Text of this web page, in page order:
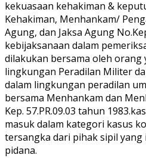
kekuasaan kehakiman &
Kehakiman, Menhankam/
Agung, dan Jaksa Agung
kebijaksanaan dalam
dilakukan bersama oleh orang
lingkungan Peradilan Militer
dalam lingkungan peradilan
bersama Menhankam dan
Kep. 57.PR.09.03 tahun
masuk dalam kategori kasus
tersangka dari pihak sipil
pidana.